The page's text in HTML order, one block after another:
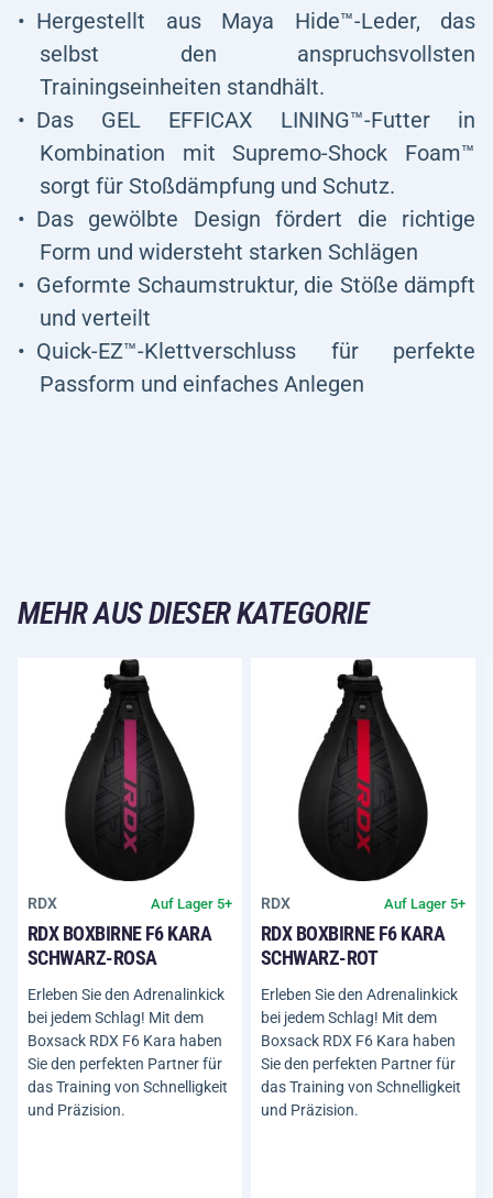
Hergestellt aus Maya Hide™-Leder, das
selbst den anspruchsvollsten
Trainingseinheiten standhält.
Das GEL EFFICAX LINING™-Futter in
Kombination mit Supremo-Shock Foam™
sorgt für Stoßdämpfung und Schutz.
Das gewölbte Design fördert die richtige
Form und widersteht starken Schlägen
Geformte Schaumstruktur, die Stöße dämpft
und verteilt
Quick-EZ™-Klettverschluss für perfekte
Passform und einfaches Anlegen
MEHR AUS DIESER KATEGORIE
RDX Auf Lager 5+
RDX BOXBIRNE F6 KARA
SCHWARZ-ROSA
Erleben Sie den Adrenalinkick
bei jedem Schlag! Mit dem
Boxsack RDX F6 Kara haben
Sie den perfekten Partner für
das Training von Schnelligkeit
und Präzision.
RDX Auf Lager 5+
RDX BOXBIRNE F6 KARA
SCHWARZ-ROT
Erleben Sie den Adrenalinkick
bei jedem Schlag! Mit dem
Boxsack RDX F6 Kara haben
Sie den perfekten Partner für
das Training von Schnelligkeit
und Präzision.